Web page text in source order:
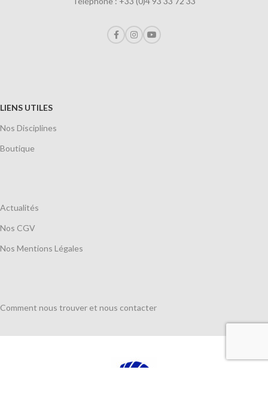
LIENS UTILES
Nos Disciplines
Boutique
Actualités
Nos CGV
Nos Mentions Légales
Comment nous trouver et nous contacter